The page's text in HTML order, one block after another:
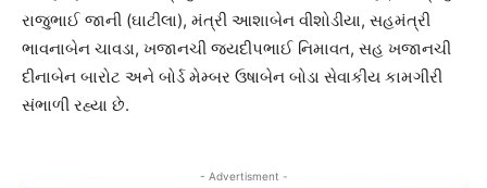
રાજુભાઈ જાની (ઘાટીલા), મંત્રી આશાબેન વીશોડીયા, સહમંત્રી
ભાવનાબેન ચાવડા, ખજાનચી જયદીપભાઈ નિમાવત, સહ ખજાનચી
દીનાબેન બારોટ અને બોર્ડ મેમ્બર ઉષાબેન બોડા સેવાકીય કામગીરી
સંભાળી રહ્યા છે.
- Advertisment -